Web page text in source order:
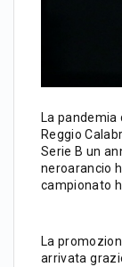
La pandemia
Reggio
Serie B un
neroarancio
campionato
La
arrivata